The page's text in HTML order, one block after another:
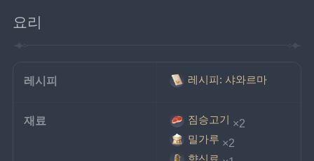
요리
레시피 레시피: 샤와르마
재료 짐승고기 ×2
밀가루 ×2
향신료